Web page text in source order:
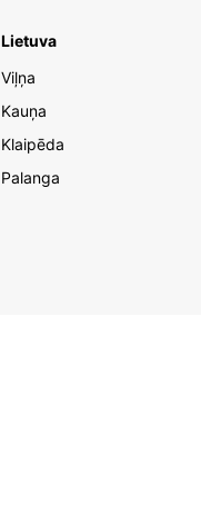
Lietuva
Viļņa
Kauņa
Klaipēda
Palanga